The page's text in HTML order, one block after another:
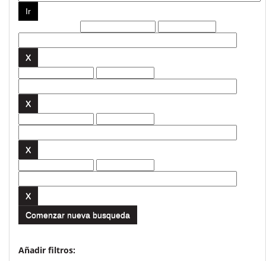
Comenzar nueva busqueda
Añadir filtros: